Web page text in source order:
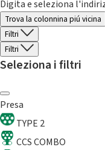
Digita e seleziona
Trova la colonnina piú vicina
Filtri
Filtri
Seleziona i filtri
Presa
TYPE 2
CCS COMBO